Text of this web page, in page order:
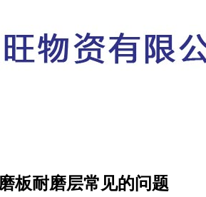
板耐磨层常见的问题